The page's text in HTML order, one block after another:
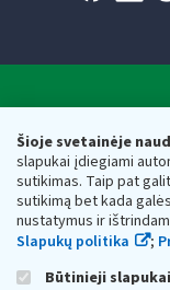
Šioje svetainėje
slapukai įdiegiami
sutikimas. Taip pat
sutikimą bet kada
nustatymus ir
Slapukų politika
;
Būtinieji slapukai
Respublikos
Biudžetinė įstaiga.
adresas: Vasario 16-
vmi@vmi.lt, E.
Duomenys apie
Respublikos finansų